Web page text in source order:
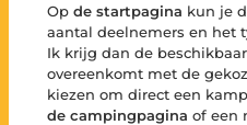
Op de startpagina kun je
aantal deelnemers en het
Ik krijg dan de
overeenkomt met de
kiezen om direct een
de campingpagina of een